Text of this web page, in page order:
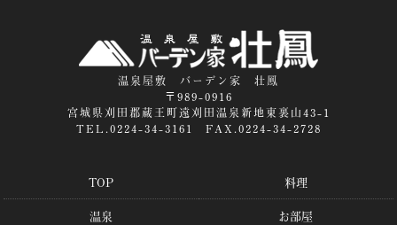
温泉屋敷 バーデン家 壮鳳
〒989-0916
宮城県刈田郡蔵王町遠刈田温泉新地東裏山43-1
TEL.0224-34-3161 FAX.0224-34-2728
TOP
料理
温泉
お部屋